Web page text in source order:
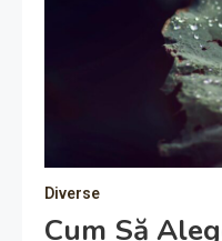
Diverse
Cum Să